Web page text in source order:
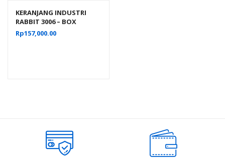
KERANJANG INDUSTRI
RABBIT 3006 – BOX
PLASTIK CONTAINER
INDUSTRIAL
Rp157,000.00